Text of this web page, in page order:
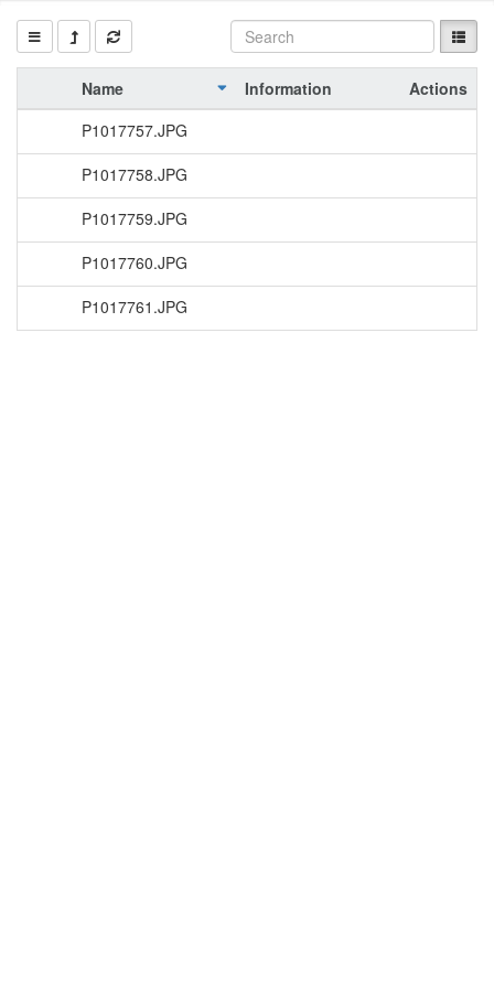
Name Information
Actions
P1017757.JPG
P1017758.JPG
P1017759.JPG
P1017760.JPG
P1017761.JPG